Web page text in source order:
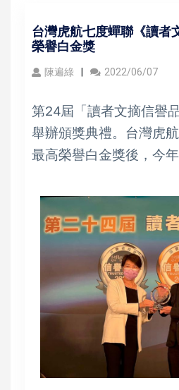
台灣虎航七度蟬聯《讀者
榮譽白金獎
陳遍綠 2022/06/07
第24屆「讀者文摘信譽
舉辦頒獎典禮。台灣虎
最高榮譽白金獎後，今年